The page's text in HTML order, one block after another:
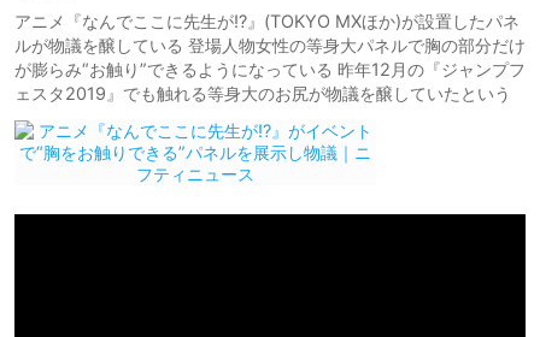
アニメ『なんでここに先生が!?』(TOKYO MXほか)が設置したパネ
ルが物議を醸している 登場人物女性の等身大パネルで胸の部分だけ
が膨らみ“お触り”できるようになっている 昨年12月の『ジャンプフ
ェスタ2019』でも触れる等身大のお尻が物議を醸していたという